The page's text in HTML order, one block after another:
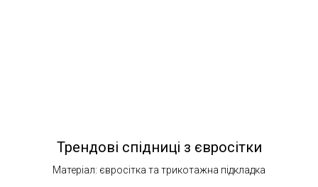
Трендові спідниці з євросітки
Матеріал: євросітка та трикотажна підкладка